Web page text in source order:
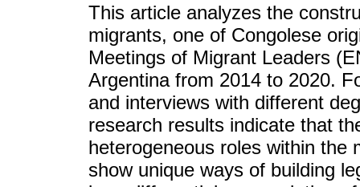
This article analyzes the
migrants, one of Congolese
Meetings of Migrant Leaders
Argentina from 2014 to 2020.
and interviews with different
research results indicate that
heterogeneous roles within the
show unique ways of building